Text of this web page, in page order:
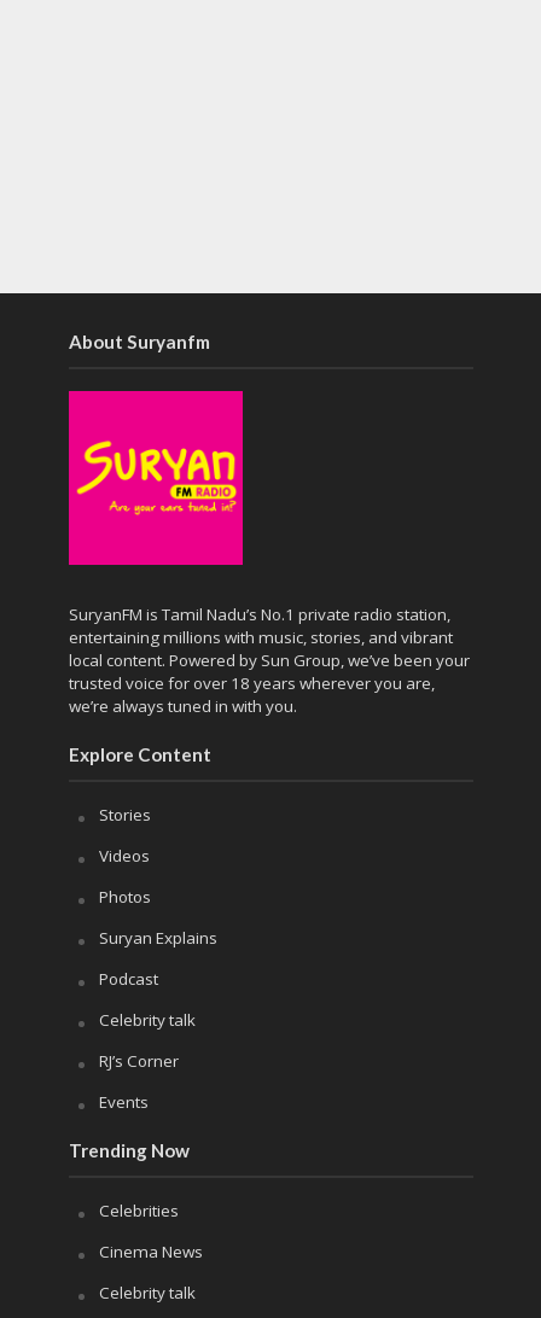
About Suryanfm
SuryanFM is Tamil Nadu’s No.1 private radio station,
entertaining millions with music, stories, and vibrant
local content. Powered by Sun Group, we’ve been your
trusted voice for over 18 years wherever you are,
we’re always tuned in with you.
Explore Content
Stories
Videos
Photos
Suryan Explains
Podcast
Celebrity talk
RJ’s Corner
Events
Trending Now
Celebrities
Cinema News
Celebrity talk